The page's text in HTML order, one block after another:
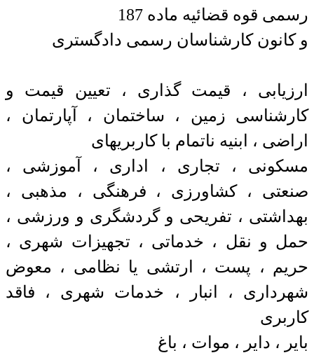
رسمی قوه قضائیه ماده 187
و کانون کارشناسان رسمی دادگستری
ارزیابی ، قیمت گذاری ، تعیین قیمت و
کارشناسی زمین ، ساختمان ، آپارتمان ،
اراضی ، ابنیه ناتمام با کاربریهای
مسکونی ، تجاری ، اداری ، آموزشی ،
صنعتی ، کشاورزی ، فرهنگی ، مذهبی ،
بهداشتی ، تفریحی و گردشگری و ورزشی ،
حمل و نقل ، خدماتی ، تجهیزات شهری ،
حریم ، پست ، ارتشی یا نظامی ، معوض
شهرداری ، انبار ، خدمات شهری ، فاقد
کاربری
بایر ، دایر ، موات ، باغ